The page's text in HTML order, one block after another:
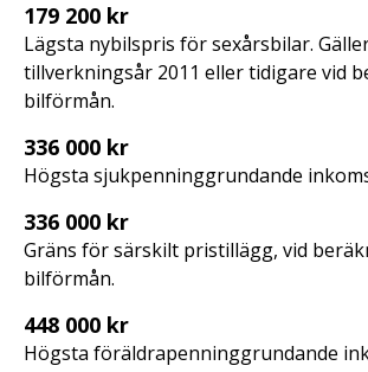
179 200 kr
Lägsta nybilspris för sexårsbilar.
tillverkningsår 2011 eller tidigare vid
bilförmån.
336 000 kr
Högsta sjukpenninggrundande
336 000 kr
Gräns för särskilt pristillägg, vid
bilförmån.
448 000 kr
Högsta föräldrapenninggrundande